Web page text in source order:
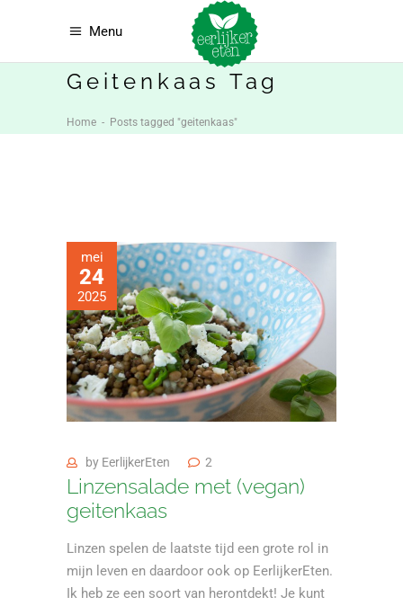
Menu
Geitenkaas Tag
Home - Posts tagged "geitenkaas"
mei
24
2025
by EerlijkerEten 2
Linzensalade met (vegan)
geitenkaas
Linzen spelen de laatste tijd een grote rol in
mijn leven en daardoor ook op EerlijkerEten.
Ik heb ze een soort van herontdekt! Je kunt